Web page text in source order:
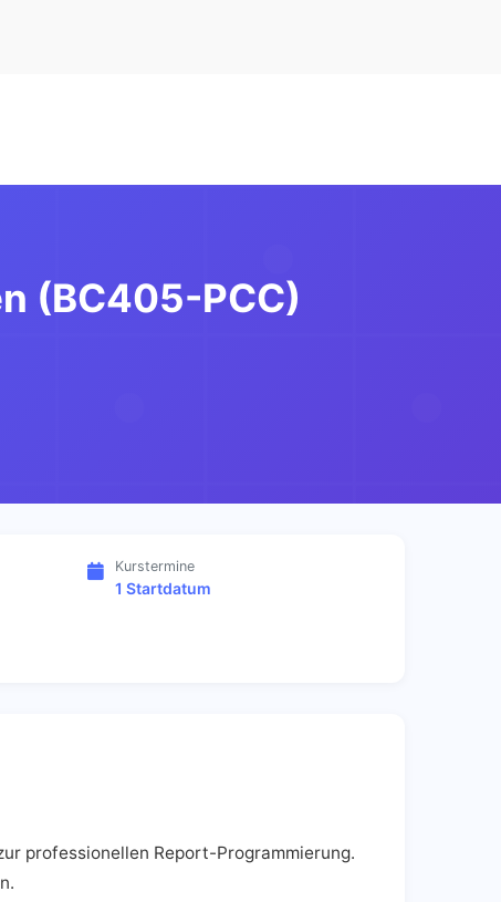
(BC405-PCC)
Kurstermine
1 Startdatum
professionellen Report-Programmierung.